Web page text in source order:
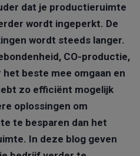
dat je productieruimte
wordt ingeperkt. De
wordt steeds langer.
CO-productie,
beste mee omgaan en
zo efficiënt mogelijk
oplossingen om
te besparen dan het
In deze blog geven